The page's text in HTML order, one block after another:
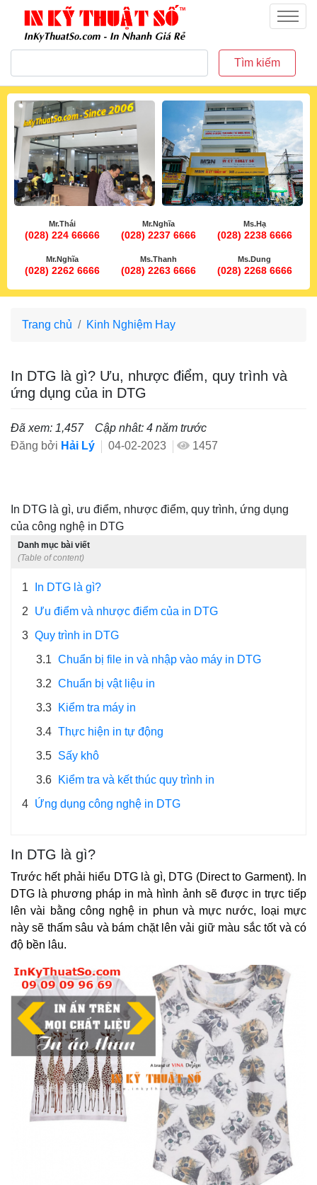
inkythuatso.com
Menu
Tìm kiếm
Mr.Thái
(028) 224 66666
Mr.Nghĩa
(028) 2237 6666
Ms.Hạ
(028) 2238 6666
Mr.Nghĩa
(028) 2262 6666
Ms.Thanh
(028) 2263 6666
Ms.Dung
(028) 2268 6666
Trang chủ Kinh Nghiệm Hay
In DTG là gì? Ưu, nhược điểm, quy trình và
ứng dụng của in DTG
Đã xem: 1,457
Cập nhât: 4 năm trước
Đăng bởi Hải Lý 04-02-2023 1457
In DTG là gì, ưu điểm, nhược điểm, quy trình, ứng dụng
của công nghệ in DTG
Danh mục bài viết
(Table of content)
1
In DTG là gì?
2
Ưu điểm và nhược điểm của in DTG
3 Quy trình in DTG
3.1 Chuẩn bị file in và nhập vào máy in DTG
3.2 Chuẩn bị vật liệu in
3.3
Kiểm tra máy in
3.4 Thực hiện in tự động
3.5 Sấy khô
3.6
Kiểm tra và kết thúc quy trình in
4 Ứng dụng công nghệ in DTG
In DTG là gì?
Trước hết phải hiểu DTG là gì, DTG (Direct to Garment). In
DTG là phương pháp in mà hình ảnh sẽ được in trực tiếp
lên vài bằng công nghệ in phun và mực nước, loại mực
này sẽ thấm sâu và bám chặt lên vải giữ màu sắc tốt và có
độ bền lâu.